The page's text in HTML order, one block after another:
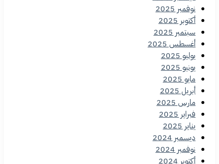
نوفمبر 2025
أكتوبر 2025
سبتمبر 2025
أغسطس 2025
يوليو 2025
يونيو 2025
مايو 2025
أبريل 2025
مارس 2025
فبراير 2025
يناير 2025
ديسمبر 2024
نوفمبر 2024
أكتوبر 2024